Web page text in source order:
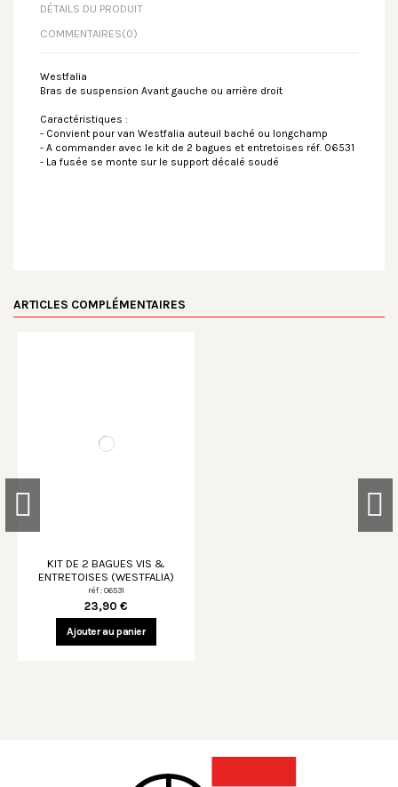
DÉTAILS DU PRODUIT
COMMENTAIRES(0)
Westfalia
Bras de suspension Avant gauche ou arrière droit
Caractéristiques :
- Convient pour van Westfalia auteuil baché ou longchamp
- A commander avec le kit de 2 bagues et entretoises réf. 06531
- La fusée se monte sur le support décalé soudé
ARTICLES COMPLÉMENTAIRES
KIT DE 2 BAGUES VIS &
ENTRETOISES (WESTFALIA)
réf : 06531
23,90 €
Ajouter au panier